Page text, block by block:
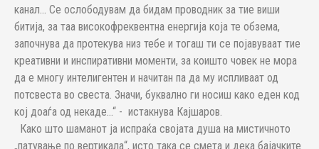
канал... Се ослободувам да бидам проводник за тие виши
битија, за таа високофреквентна енергија која те обзема,
започнува да протекува низ тебе и тогаш ти се појавуваат тие
креативни и инспиративни моменти, за коишто човек не мора
да е многу интелигентен и начитан па да му испливаат од
потсвеста во свеста. Значи, буквално ги носиш како еден код
кој доаѓа од некаде...“ - истакнува Кајшаров.
Како што шаманот ја испраќа својата душа на мистичното
„патување по вертикала“, исто така се смета и дека бајачките